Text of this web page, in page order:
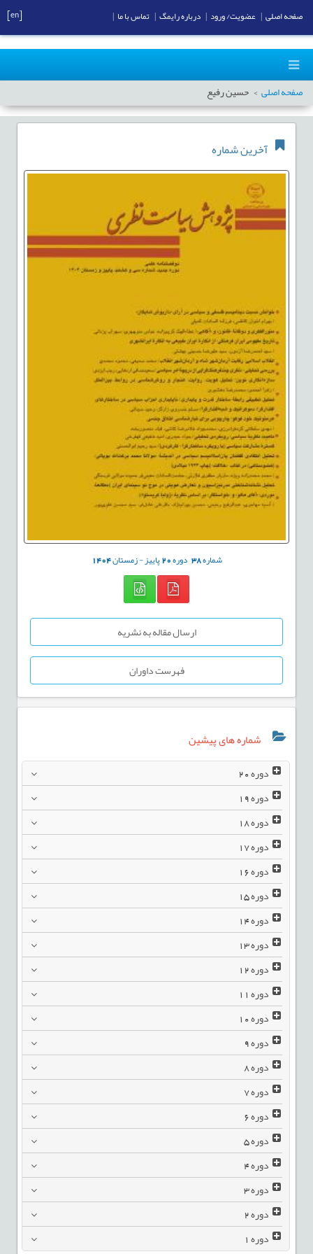
صفحه اصلی حسین رفیع
آخرین شماره
شماره38 دوره20پاییز - زمستان1404
ارسال مقاله به نشریه
فهرست داوران
شماره های پیشین
دوره20
دوره19
دوره18
دوره17
دوره16
دوره15
دوره14
دوره13
دوره12
دوره11
دوره10
دوره9
دوره8
دوره7
دوره6
دوره5
دوره4
دوره3
دوره2
دوره1
صفحه اصلی عضویت/ ورود درباره رایمگ تماس با ما